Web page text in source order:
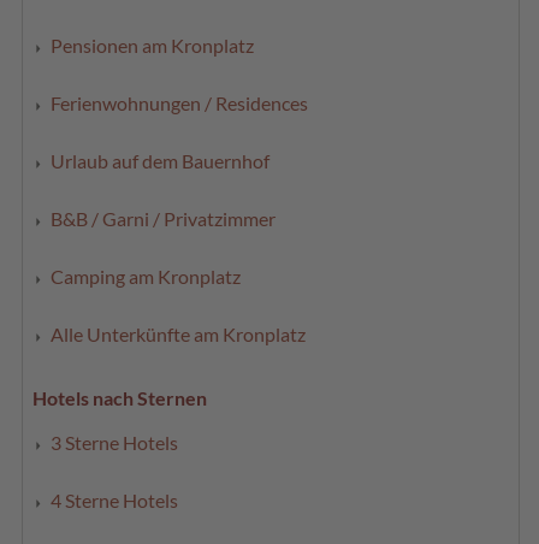
Pensionen am Kronplatz
Ferienwohnungen / Residences
Urlaub auf dem Bauernhof
B&B / Garni / Privatzimmer
Camping am Kronplatz
Alle Unterkünfte am Kronplatz
Hotels nach Sternen
3 Sterne Hotels
4 Sterne Hotels